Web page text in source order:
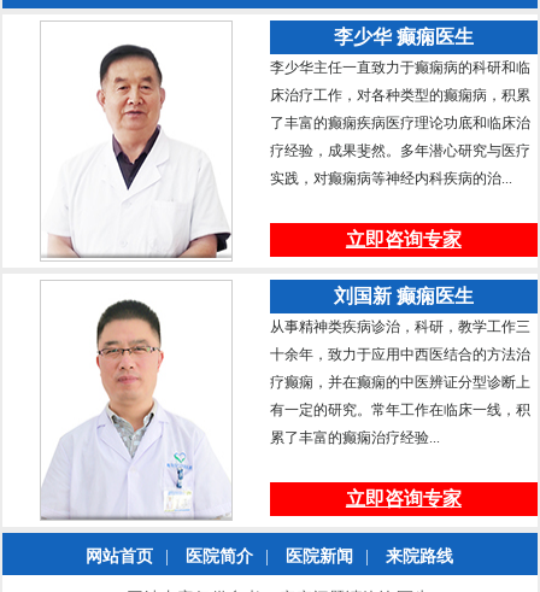
李少华 癫痫医生
李少华主任一直致力于癫痫病的科研和临
床治疗工作，对各种类型的癫痫病，积累
了丰富的癫痫疾病医疗理论功底和临床治
疗经验，成果斐然。多年潜心研究与医疗
实践，对癫痫病等神经内科疾病的治...
立即咨询专家
刘国新 癫痫医生
从事精神类疾病诊治，科研，教学工作三
十余年，致力于应用中西医结合的方法治
疗癫痫，并在癫痫的中医辨证分型诊断上
有一定的研究。常年工作在临床一线，积
累了丰富的癫痫治疗经验...
立即咨询专家
网站首页 医院简介 医院新闻 来院路线